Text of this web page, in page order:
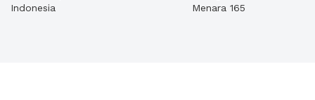
Indonesia
Menara 165